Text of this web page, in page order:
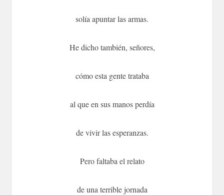
solía apuntar las armas.
He dicho también, señores,
cómo esta gente trataba
al que en sus manos perdía
de vivir las esperanzas.
Pero faltaba el relato
de una terrible jornada